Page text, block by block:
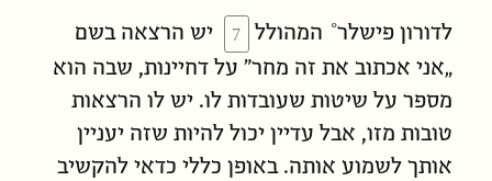
לדורון פישלר המהולל
יש הרצאה בשם
„אני אכתוב את זה מחר” על דחיינות, שבה הוא
מספר על שיטות שעובדות לו. יש לו הרצאות
טובות מזו, אבל עדיין יכול להיות שזה יעניין
אותך לשמוע אותה. באופן כללי כדאי להקשיב